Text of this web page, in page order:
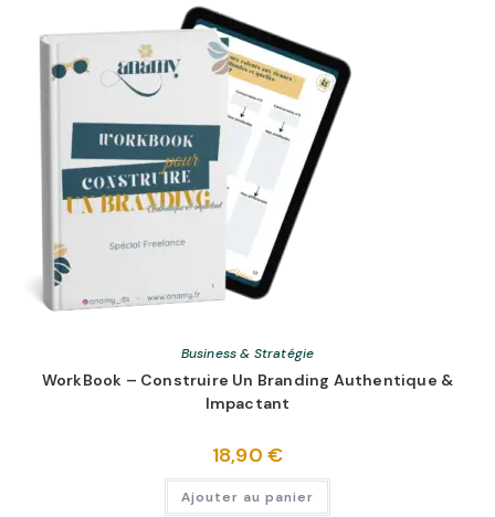
Business & Stratégie
WorkBook – Construire Un Branding Authentique &
Impactant
18,90 €
Ajouter au panier